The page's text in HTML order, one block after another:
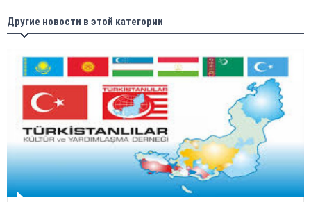
Другие новости в этой категории